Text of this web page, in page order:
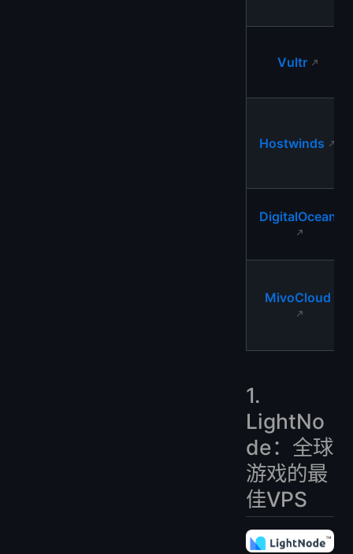
Vultr
Hostwinds
DigitalOcean
MivoCloud
1.
LightNo
de：全球
游戏的最
佳VPS